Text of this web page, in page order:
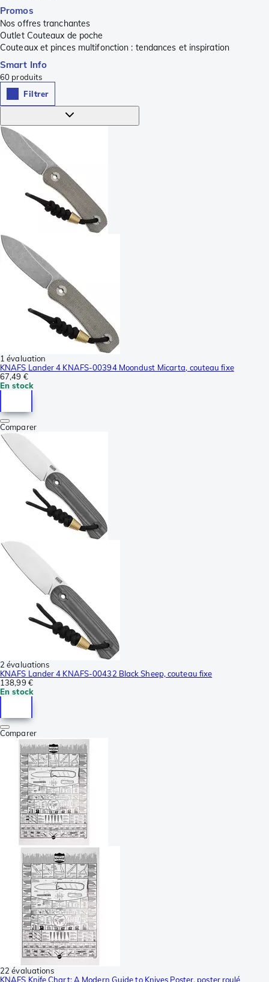
Promos
Nos offres tranchantes
Outlet Couteaux de poche
Couteaux et pinces multifonction : tendances et inspiration
Smart Info
60 produits
Filtrer
1 évaluation
KNAFS Lander 4 KNAFS-00394 Moondust Micarta, couteau fixe
67,49 €
En stock
Comparer
2 évaluations
KNAFS Lander 4 KNAFS-00432 Black Sheep, couteau fixe
138,99 €
En stock
Comparer
22 évaluations
KNAFS Knife Chart: A Modern Guide to Knives Poster, poster roulé